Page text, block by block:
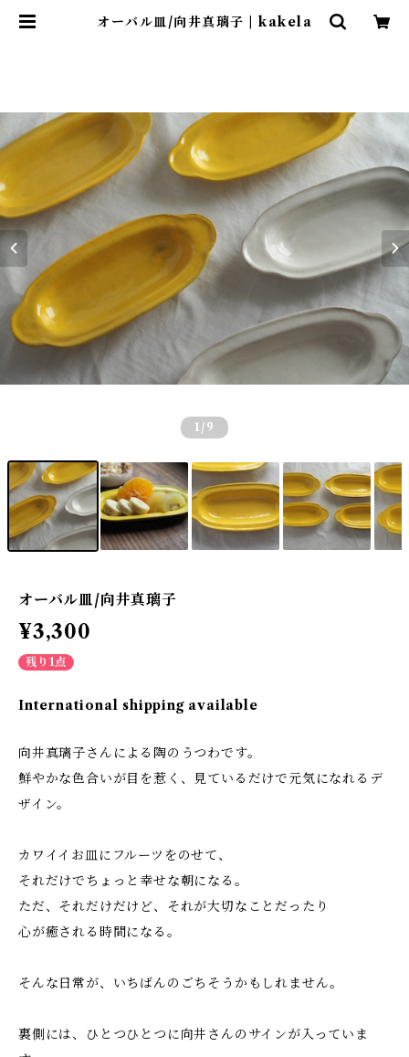
オーバル皿/向井真璃子 | kakela
1 /9
オーバル皿/向井真璃子
¥3,300
残り1点
International shipping available
向井真璃子さんによる陶のうつわです。
鮮やかな色合いが目を惹く、見ているだけで元気になれるデ
ザイン。
カワイイお皿にフルーツをのせて、
それだけでちょっと幸せな朝になる。
ただ、それだけだけど、それが大切なことだったり
心が癒される時間になる。
そんな日常が、いちばんのごちそうかもしれません。
裏側には、ひとつひとつに向井さんのサインが入っていま